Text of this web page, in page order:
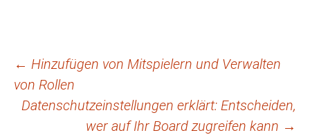
Beitragsnavigation
← Hinzufügen von Mitspielern und Verwalten
von Rollen
Datenschutzeinstellungen erklärt: Entscheiden,
wer auf Ihr Board zugreifen kann →